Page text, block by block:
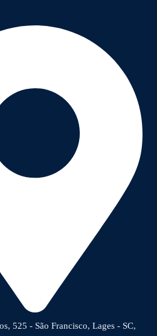
525 - São Francisco, Lages - SC,